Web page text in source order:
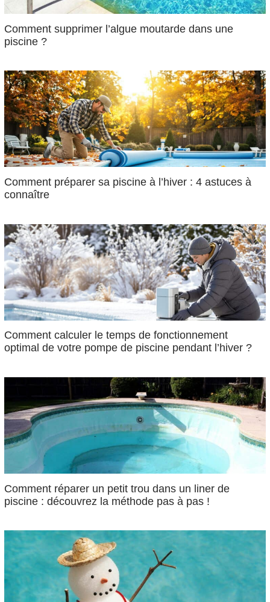
Comment supprimer l’algue moutarde dans une
piscine ?
Comment préparer sa piscine à l’hiver : 4 astuces à
connaître
Comment calculer le temps de fonctionnement
optimal de votre pompe de piscine pendant l’hiver ?
Comment réparer un petit trou dans un liner de
piscine : découvrez la méthode pas à pas !